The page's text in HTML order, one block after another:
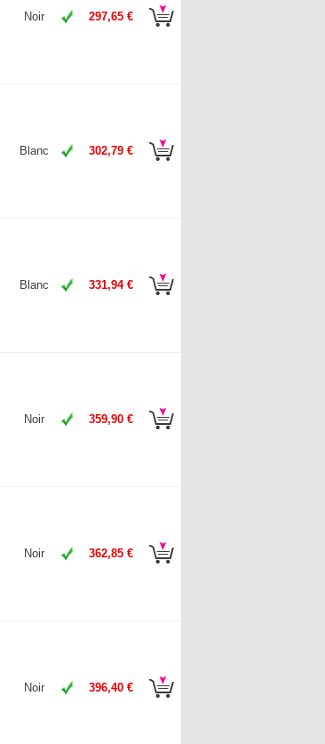
Noir 297,65 €
Blanc 302,79 €
Blanc 331,94 €
Noir 359,90 €
Noir 362,85 €
Noir 396,40 €